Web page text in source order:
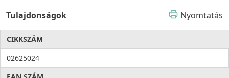
Tulajdonságok Nyomtatás
CIKKSZÁM
02625024